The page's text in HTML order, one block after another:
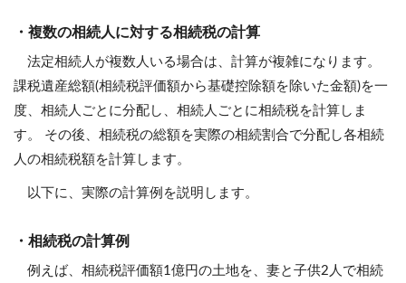
・複数の相続人に対する相続税の計算
法定相続人が複数人いる場合は、計算が複雑になります。
課税遺産総額(相続税評価額から基礎控除額を除いた金額)を一
度、相続人ごとに分配し、相続人ごとに相続税を計算しま
す。 その後、相続税の総額を実際の相続割合で分配し各相続
人の相続税額を計算します。
以下に、実際の計算例を説明します。
・相続税の計算例
例えば、相続税評価額1億円の土地を、妻と子供2人で相続